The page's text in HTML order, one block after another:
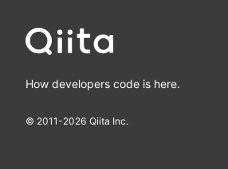
How developers code is here.
© 2011-2026 Qiita Inc.